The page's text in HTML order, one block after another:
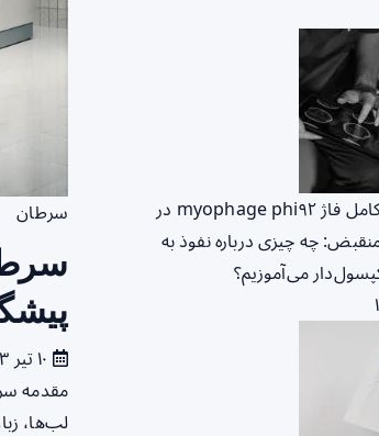
سرطان
مقدمه
لب‌ها،
ساختارهای کامل فاژ myophage phi۹۲ در
چه چیزی درباره نفوذ به
می‌آموزیم؟